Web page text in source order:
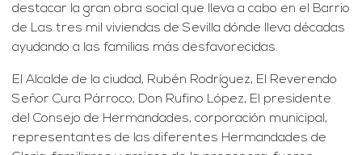
destacar la gran obra social que lleva a cabo en el Barrio
de Las tres mil viviendas de Sevilla dónde lleva décadas
ayudando a las familias más desfavorecidas.
El Alcalde de la ciudad, Rubén Rodríguez, El Reverendo
Señor Cura Párroco, Don Rufino López, El presidente
del Consejo de Hermandades, corporación municipal,
representantes de las diferentes Hermandades de